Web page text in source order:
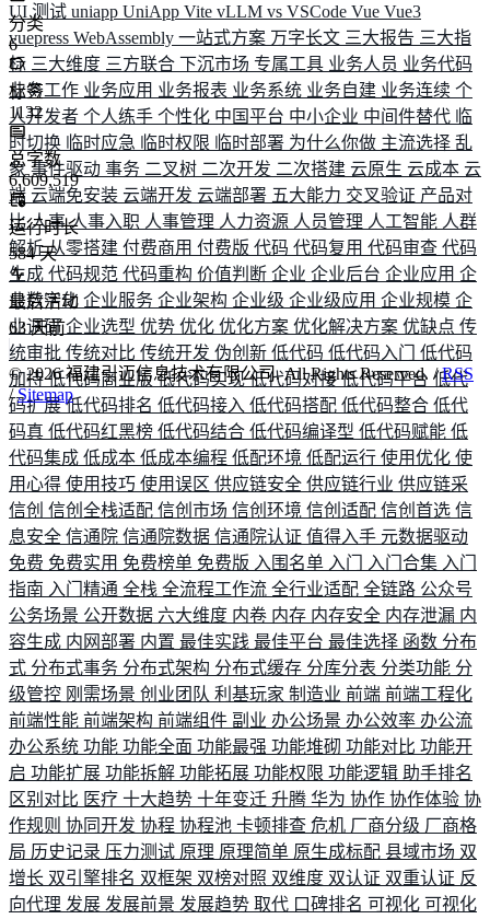
UI 测试 uniapp UniApp Vite vLLM vs VSCode Vue Vue3
vuepress WebAssembly 一站式方案 万字长文 三大报告 三大指
标 三大维度 三方联合 下沉市场 专属工具 业务人员 业务代码
业务工作 业务应用 业务报表 业务系统 业务自建 业务连续 个
人开发者 个人练手 个性化 中国平台 中小企业 中间件替代 临
时切换 临时应急 临时权限 临时部署 为什么你做 主流选择 乱
象 事件驱动 事务 二叉树 二次开发 二次搭建 云原生 云成本 云
端 云端免安装 云端开发 云端部署 五大能力 交叉验证 产品对
比人事人事入职 人事管理 人力资源 人员管理 人工智能 人群
解析从零搭建 付费商用 付费版 代码 代码复用 代码审查 代码
生成 代码规范 代码重构 价值判断 企业 企业后台 企业应用 企
业数字化 企业服务 企业架构 企业级 企业级应用 企业规模 企
业调研企业选型 优势 优化 优化方案 优化解决方案 优缺点 传
统审批 传统对比 传统开发 伪创新 低代码 低代码入门 低代码
加持低代码商业版低代码实现低代码对接低代码平台 低代
码扩展低代码排名 低代码接入 低代码搭配 低代码整合 低代
码真 低代码红黑榜 低代码结合 低代码编译型 低代码赋能 低
代码集成 低成本 低成本编程 低配环境 低配运行 使用优化 使
用心得 使用技巧 使用误区 供应链安全 供应链行业 供应链采
信创 信创全栈适配 信创市场 信创环境 信创适配 信创首选 信
息安全 信通院 信通院数据 信通院认证 值得入手 元数据驱动
免费 免费实用 免费榜单 免费版 入围名单 入门 入门合集 入门
指南 入门精通 全栈 全流程工作流 全行业适配 全链路 公众号
公务场景 公开数据 六大维度 内卷 内存 内存安全 内存泄漏 内
容生成 内网部署 内置 最佳实践 最佳平台 最佳选择 函数 分布
式 分布式事务 分布式架构 分布式缓存 分库分表 分类功能 分
级管控 刚需场景 创业团队 利基玩家 制造业 前端 前端工程化
前端性能 前端架构 前端组件 副业 办公场景 办公效率 办公流
办公系统 功能 功能全面 功能最强 功能堆砌 功能对比 功能开
启 功能扩展 功能拆解 功能拓展 功能权限 功能逻辑 助手排名
区别对比 医疗 十大趋势 十年变迁 升腾 华为 协作 协作体验 协
作规则 协同开发 协程 协程池 卡顿排查 危机 厂商分级 厂商格
局 历史记录 压力测试 原理 原理简单 原生成标配 县域市场 双
增长 双引擎排名 双框架 双榜对照 双维度 双认证 双重认证 反
向代理 发展 发展前景 发展趋势 取代 口碑排名 可视化 可视化
分类
6
标签
1132
总字数
6,609,519
运行时长
584 天
最后活动
63 天前
©2026福建引迈信息技术有限公司. All Rights Reserved. /RSS
/Sitemap